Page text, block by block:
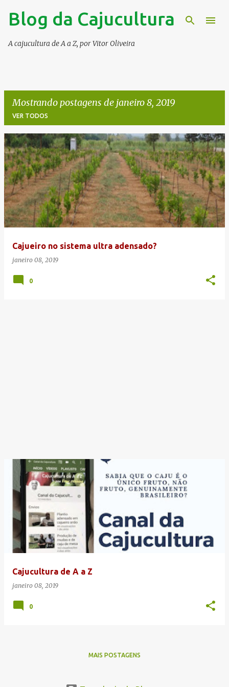
Pular para o conteúdo principal
Blog da Cajucultura
A cajucultura de A a Z, por Vitor Oliveira
Mostrando postagens de janeiro 8, 2019
VER TODOS
P
o
s
t
a
g
Cajueiro no sistema ultra adensado?
janeiro 08, 2019
0
Cajucultura de A a Z
janeiro 08, 2019
0
MAIS POSTAGENS